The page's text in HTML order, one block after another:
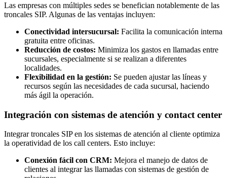
Las empresas con múltiples sedes se benefician notablemente de las
troncales SIP. Algunas de las ventajas incluyen:
Conectividad intersucursal: Facilita la comunicación interna
gratuita entre oficinas.
Reducción de costos: Minimiza los gastos en llamadas entre
sucursales, especialmente si se realizan a diferentes
localidades.
Flexibilidad en la gestión: Se pueden ajustar las líneas y
recursos según las necesidades de cada sucursal, haciendo
más ágil la operación.
Integración con sistemas de atención y contact center
Integrar troncales SIP en los sistemas de atención al cliente optimiza
la operatividad de los call centers. Esto incluye:
Conexión fácil con CRM: Mejora el manejo de datos de
clientes al integrar las llamadas con sistemas de gestión de